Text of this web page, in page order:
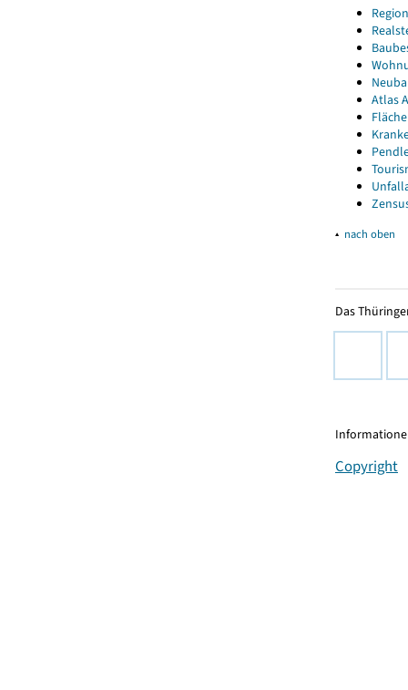
Atlas
▴ nach oben
Das
Copyright